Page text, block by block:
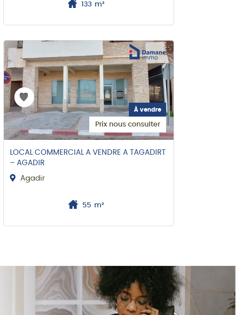
133 m²
À vendre
Prix nous consulter
LOCAL COMMERCIAL A VENDRE A TAGADIRT
– AGADIR
Agadir
55 m²